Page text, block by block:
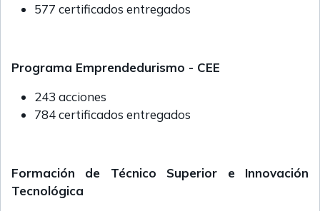
577 certificados entregados
Programa Emprendedurismo - CEE
243 acciones
784 certificados entregados
Formación de Técnico Superior e Innovación
Tecnológica